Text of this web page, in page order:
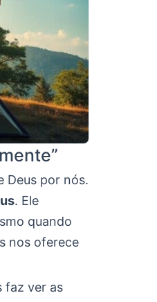
Deus por nós.
. Ele
quando
nos oferece
faz ver as